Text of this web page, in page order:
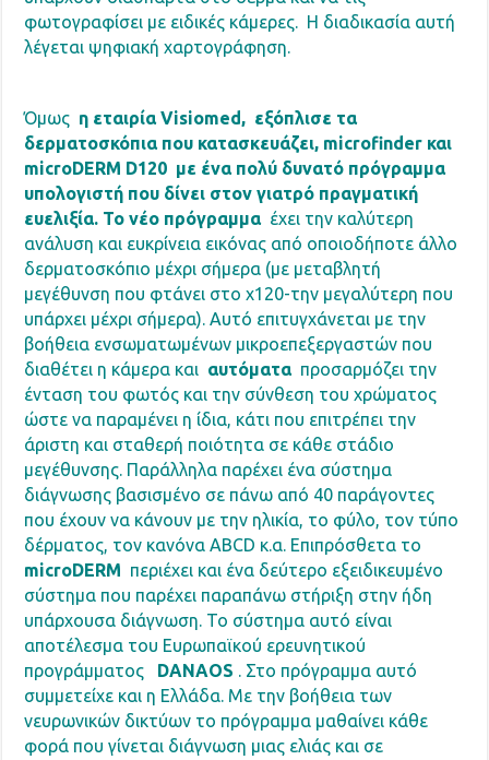
φωτογραφίσει με ειδικές κάμερες. Η διαδικασία αυτή
λέγεται ψηφιακή χαρτογράφηση.
Όμως η εταιρία Visiomed, εξόπλισε τα
δερματοσκόπια που κατασκευάζει, microfinder και
microDERM D120 με ένα πολύ δυνατό πρόγραμμα
υπολογιστή που δίνει στον γιατρό πραγματική
ευελιξία. Το νέο πρόγραμμα έχει την καλύτερη
ανάλυση και ευκρίνεια εικόνας από οποιοδήποτε άλλο
δερματοσκόπιο μέχρι σήμερα (με μεταβλητή
μεγέθυνση που φτάνει στο x120-την μεγαλύτερη που
υπάρχει μέχρι σήμερα). Αυτό επιτυγχάνεται με την
βοήθεια ενσωματωμένων μικροεπεξεργαστών που
διαθέτει η κάμερα και αυτόματα προσαρμόζει την
ένταση του φωτός και την σύνθεση του χρώματος
ώστε να παραμένει η ίδια, κάτι που επιτρέπει την
άριστη και σταθερή ποιότητα σε κάθε στάδιο
μεγέθυνσης. Παράλληλα παρέχει ένα σύστημα
διάγνωσης βασισμένο σε πάνω από 40 παράγοντες
που έχουν να κάνουν με την ηλικία, το φύλο, τον τύπο
δέρματος, τον κανόνα ABCD κ.α. Επιπρόσθετα το
microDERM περιέχει και ένα δεύτερο εξειδικευμένο
σύστημα που παρέχει παραπάνω στήριξη στην ήδη
υπάρχουσα διάγνωση. Το σύστημα αυτό είναι
αποτέλεσμα του Ευρωπαϊκού ερευνητικού
προγράμματος DANAOS . Στο πρόγραμμα αυτό
συμμετείχε και η Ελλάδα. Με την βοήθεια των
νευρωνικών δικτύων το πρόγραμμα μαθαίνει κάθε
φορά που γίνεται διάγνωση μιας ελιάς και σε